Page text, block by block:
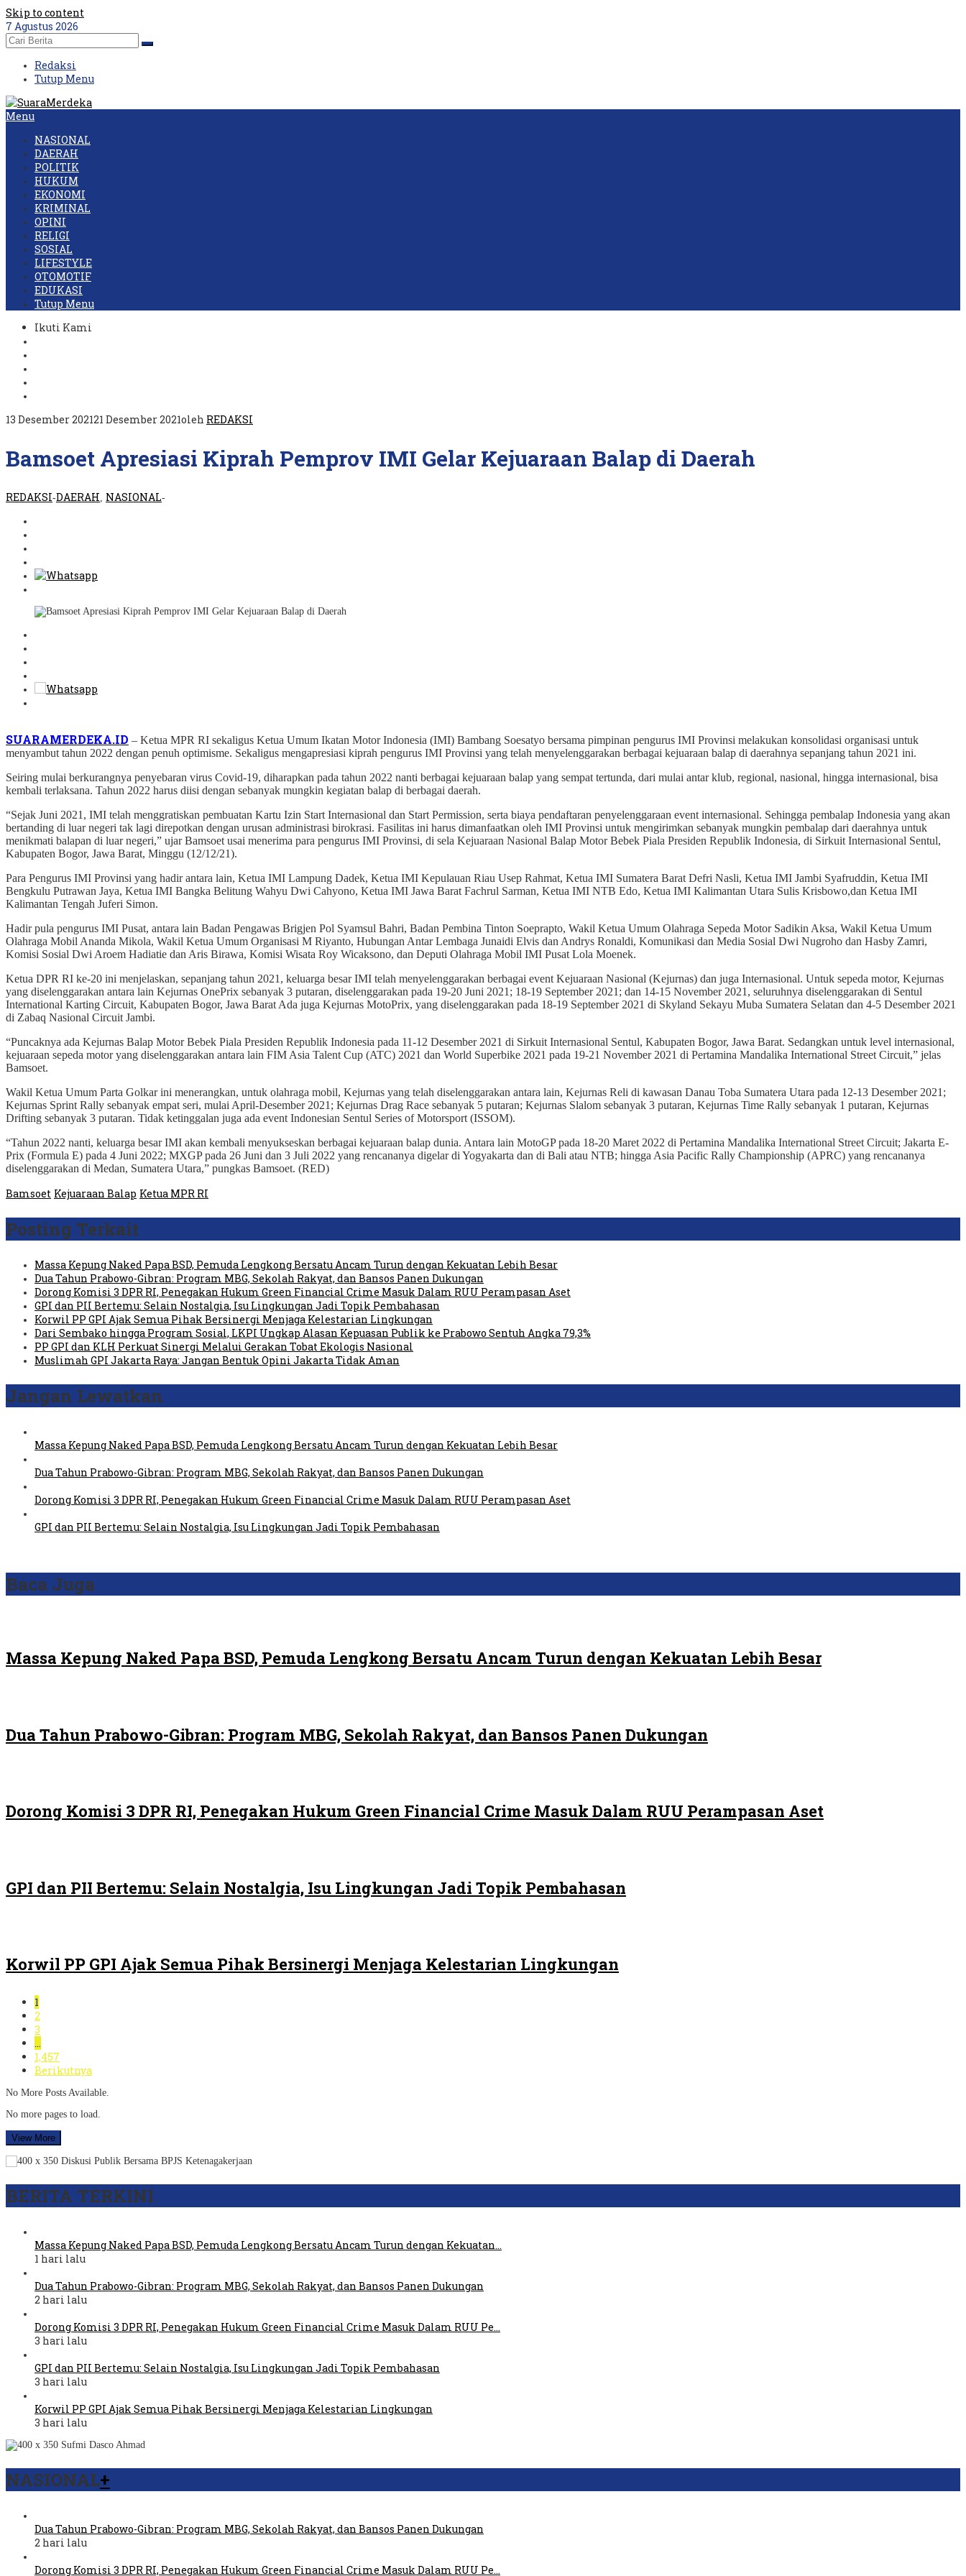
Skip to content
7 Agustus 2026
Redaksi
Tutup Menu
Menu
NASIONAL
DAERAH
POLITIK
HUKUM
EKONOMI
KRIMINAL
OPINI
RELIGI
SOSIAL
LIFESTYLE
OTOMOTIF
EDUKASI
Tutup Menu
Ikuti Kami
13 Desember 202121 Desember 2021oleh REDAKSI
Bamsoet Apresiasi Kiprah Pemprov IMI Gelar Kejuaraan Balap di Daerah
REDAKSI-DAERAH NASIONAL-
SUARAMERDEKA.ID – Ketua MPR RI sekaligus Ketua Umum Ikatan Motor Indonesia (IMI) Bambang Soesatyo bersama pimpinan pengurus IMI Provinsi melakukan konsolidasi organisasi untuk
menyambut tahun 2022 dengan penuh optimisme. Sekaligus mengapresiasi kiprah pengurus IMI Provinsi yang telah menyelenggarakan berbagai kejuaraan balap di daerahnya sepanjang tahun 2021 ini.
Seiring mulai berkurangnya penyebaran virus Covid-19, diharapkan pada tahun 2022 nanti berbagai kejuaraan balap yang sempat tertunda, dari mulai antar klub, regional, nasional, hingga internasional, bisa
kembali terlaksana. Tahun 2022 harus diisi dengan sebanyak mungkin kegiatan balap di berbagai daerah.
“Sejak Juni 2021, IMI telah menggratiskan pembuatan Kartu Izin Start Internasional dan Start Permission, serta biaya pendaftaran penyelenggaraan event internasional. Sehingga pembalap Indonesia yang akan
bertanding di luar negeri tak lagi direpotkan dengan urusan administrasi birokrasi. Fasilitas ini harus dimanfaatkan oleh IMI Provinsi untuk mengirimkan sebanyak mungkin pembalap dari daerahnya untuk
menikmati balapan di luar negeri,” ujar Bamsoet usai menerima para pengurus IMI Provinsi, di sela Kejuaraan Nasional Balap Motor Bebek Piala Presiden Republik Indonesia, di Sirkuit Internasional Sentul,
Kabupaten Bogor, Jawa Barat, Minggu (12/12/21).
Para Pengurus IMI Provinsi yang hadir antara lain, Ketua IMI Lampung Dadek, Ketua IMI Kepulauan Riau Usep Rahmat, Ketua IMI Sumatera Barat Defri Nasli, Ketua IMI Jambi Syafruddin, Ketua IMI
Bengkulu Putrawan Jaya, Ketua IMI Bangka Belitung Wahyu Dwi Cahyono, Ketua IMI Jawa Barat Fachrul Sarman, Ketua IMI NTB Edo, Ketua IMI Kalimantan Utara Sulis Krisbowo,dan Ketua IMI
Kalimantan Tengah Juferi Simon.
Hadir pula pengurus IMI Pusat, antara lain Badan Pengawas Brigjen Pol Syamsul Bahri, Badan Pembina Tinton Soeprapto, Wakil Ketua Umum Olahraga Sepeda Motor Sadikin Aksa, Wakil Ketua Umum
Olahraga Mobil Ananda Mikola, Wakil Ketua Umum Organisasi M Riyanto, Hubungan Antar Lembaga Junaidi Elvis dan Andrys Ronaldi, Komunikasi dan Media Sosial Dwi Nugroho dan Hasby Zamri,
Komisi Sosial Dwi Aroem Hadiatie dan Aris Birawa, Komisi Wisata Roy Wicaksono, dan Deputi Olahraga Mobil IMI Pusat Lola Moenek.
Ketua DPR RI ke-20 ini menjelaskan, sepanjang tahun 2021, keluarga besar IMI telah menyelenggarakan berbagai event Kejuaraan Nasional (Kejurnas) dan juga Internasional. Untuk sepeda motor, Kejurnas
yang diselenggarakan antara lain Kejurnas OnePrix sebanyak 3 putaran, diselenggarakan pada 19-20 Juni 2021; 18-19 September 2021; dan 14-15 November 2021, seluruhnya diselenggarakan di Sentul
International Karting Circuit, Kabupaten Bogor, Jawa Barat Ada juga Kejurnas MotoPrix, yang diselenggarakan pada 18-19 September 2021 di Skyland Sekayu Muba Sumatera Selatan dan 4-5 Desember 2021
di Zabaq Nasional Circuit Jambi.
“Puncaknya ada Kejurnas Balap Motor Bebek Piala Presiden Republik Indonesia pada 11-12 Desember 2021 di Sirkuit Internasional Sentul, Kabupaten Bogor, Jawa Barat. Sedangkan untuk level internasional,
kejuaraan sepeda motor yang diselenggarakan antara lain FIM Asia Talent Cup (ATC) 2021 dan World Superbike 2021 pada 19-21 November 2021 di Pertamina Mandalika International Street Circuit,” jelas
Bamsoet.
Wakil Ketua Umum Parta Golkar ini menerangkan, untuk olahraga mobil, Kejurnas yang telah diselenggarakan antara lain, Kejurnas Reli di kawasan Danau Toba Sumatera Utara pada 12-13 Desember 2021;
Kejurnas Sprint Rally sebanyak empat seri, mulai April-Desember 2021; Kejurnas Drag Race sebanyak 5 putaran; Kejurnas Slalom sebanyak 3 putaran, Kejurnas Time Rally sebanyak 1 putaran, Kejurnas
Drifting sebanyak 3 putaran. Tidak ketinggalan juga ada event Indonesian Sentul Series of Motorsport (ISSOM).
“Tahun 2022 nanti, keluarga besar IMI akan kembali menyukseskan berbagai kejuaraan balap dunia. Antara lain MotoGP pada 18-20 Maret 2022 di Pertamina Mandalika International Street Circuit; Jakarta E-
Prix (Formula E) pada 4 Juni 2022; MXGP pada 26 Juni dan 3 Juli 2022 yang rencananya digelar di Yogyakarta dan di Bali atau NTB; hingga Asia Pacific Rally Championship (APRC) yang rencananya
diselenggarakan di Medan, Sumatera Utara,” pungkas Bamsoet. (RED)
Bamsoet Kejuaraan Balap Ketua MPR RI
Posting Terkait
Massa Kepung Naked Papa BSD, Pemuda Lengkong Bersatu Ancam Turun dengan Kekuatan Lebih Besar
Dua Tahun Prabowo-Gibran: Program MBG, Sekolah Rakyat, dan Bansos Panen Dukungan
Dorong Komisi 3 DPR RI, Penegakan Hukum Green Financial Crime Masuk Dalam RUU Perampasan Aset
GPI dan PII Bertemu: Selain Nostalgia, Isu Lingkungan Jadi Topik Pembahasan
Korwil PP GPI Ajak Semua Pihak Bersinergi Menjaga Kelestarian Lingkungan
Dari Sembako hingga Program Sosial, LKPI Ungkap Alasan Kepuasan Publik ke Prabowo Sentuh Angka 79,3%
PP GPI dan KLH Perkuat Sinergi Melalui Gerakan Tobat Ekologis Nasional
Muslimah GPI Jakarta Raya: Jangan Bentuk Opini Jakarta Tidak Aman
Jangan Lewatkan
Massa Kepung Naked Papa BSD, Pemuda Lengkong Bersatu Ancam Turun dengan Kekuatan Lebih Besar
Dua Tahun Prabowo-Gibran: Program MBG, Sekolah Rakyat, dan Bansos Panen Dukungan
Dorong Komisi 3 DPR RI, Penegakan Hukum Green Financial Crime Masuk Dalam RUU Perampasan Aset
GPI dan PII Bertemu: Selain Nostalgia, Isu Lingkungan Jadi Topik Pembahasan
Baca Juga
Massa Kepung Naked Papa BSD, Pemuda Lengkong Bersatu Ancam Turun dengan Kekuatan Lebih Besar
Dua Tahun Prabowo-Gibran: Program MBG, Sekolah Rakyat, dan Bansos Panen Dukungan
Dorong Komisi 3 DPR RI, Penegakan Hukum Green Financial Crime Masuk Dalam RUU Perampasan Aset
GPI dan PII Bertemu: Selain Nostalgia, Isu Lingkungan Jadi Topik Pembahasan
Korwil PP GPI Ajak Semua Pihak Bersinergi Menjaga Kelestarian Lingkungan
1
2
3
…
1,457
Berikutnya
No More Posts Available.
No more pages to load.
View More
BERITA TERKINI
Massa Kepung Naked Papa BSD, Pemuda Lengkong Bersatu Ancam Turun dengan Kekuatan…
1 hari lalu
Dua Tahun Prabowo-Gibran: Program MBG, Sekolah Rakyat, dan Bansos Panen Dukungan
2 hari lalu
Dorong Komisi 3 DPR RI, Penegakan Hukum Green Financial Crime Masuk Dalam RUU Pe…
3 hari lalu
GPI dan PII Bertemu: Selain Nostalgia, Isu Lingkungan Jadi Topik Pembahasan
3 hari lalu
Korwil PP GPI Ajak Semua Pihak Bersinergi Menjaga Kelestarian Lingkungan
3 hari lalu
NASIONAL+
Dua Tahun Prabowo-Gibran: Program MBG, Sekolah Rakyat, dan Bansos Panen Dukungan
2 hari lalu
Dorong Komisi 3 DPR RI, Penegakan Hukum Green Financial Crime Masuk Dalam RUU Pe…